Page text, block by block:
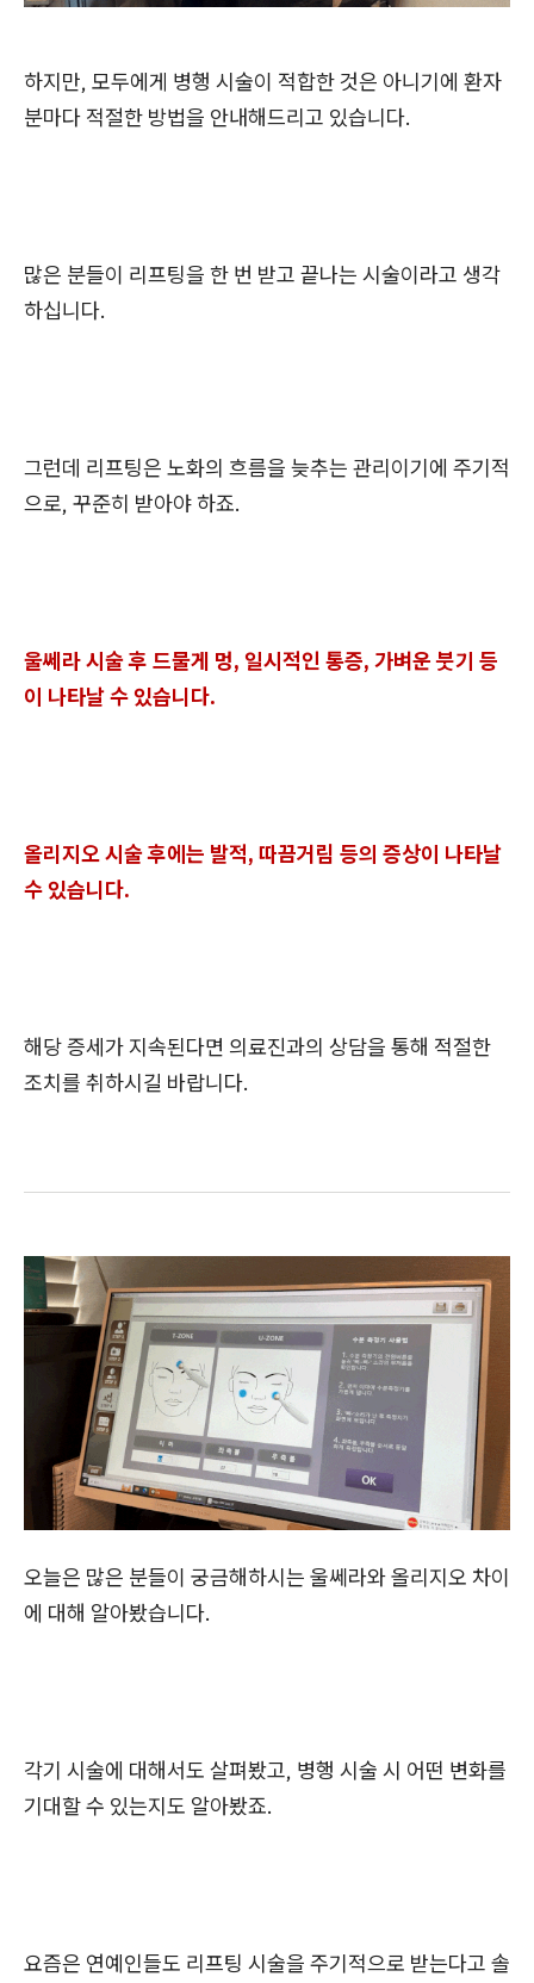
하지만, 모두에게 병행 시술이 적합한 것은 아니기에 환자
분마다 적절한 방법을 안내해드리고 있습니다.
많은 분들이 리프팅을 한 번 받고 끝나는 시술이라고 생각
하십니다.
그런데 리프팅은 노화의 흐름을 늦추는 관리이기에 주기적
으로, 꾸준히 받아야 하죠.
울쎄라 시술 후 드물게 멍, 일시적인 통증, 가벼운 붓기 등
이 나타날 수 있습니다.
올리지오 시술 후에는 발적, 따끔거림 등의 증상이 나타날
수 있습니다.
해당 증세가 지속된다면 의료진과의 상담을 통해 적절한
조치를 취하시길 바랍니다.
오늘은 많은 분들이 궁금해하시는 울쎄라와 올리지오 차이
에 대해 알아봤습니다.
각기 시술에 대해서도 살펴봤고, 병행 시술 시 어떤 변화를
기대할 수 있는지도 알아봤죠.
요즘은 연예인들도 리프팅 시술을 주기적으로 받는다고 솔